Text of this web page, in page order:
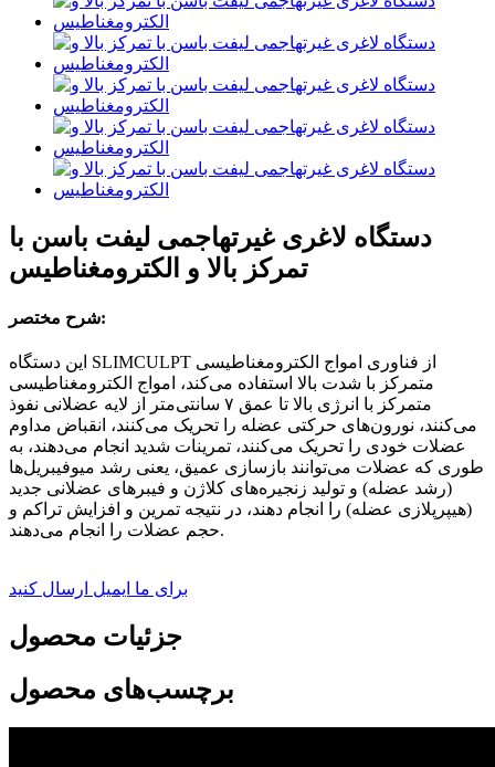
دستگاه لاغری غیرتهاجمی لیفت باسن با
تمرکز بالا و الکترومغناطیس
شرح مختصر:
این دستگاه SLIMCULPT از فناوری امواج الکترومغناطیسی
متمرکز با شدت بالا استفاده می‌کند، امواج الکترومغناطیسی
متمرکز با انرژی بالا تا عمق ۷ سانتی‌متر از لایه عضلانی نفوذ
می‌کنند، نورون‌های حرکتی عضله را تحریک می‌کنند، انقباض مداوم
عضلات خودی را تحریک می‌کنند، تمرینات شدید انجام می‌دهند، به
طوری که عضلات می‌توانند بازسازی عمیق، یعنی رشد میوفیبریل‌ها
(رشد عضله) و تولید زنجیره‌های کلاژن و فیبرهای عضلانی جدید
(هیپرپلازی عضله) را انجام دهند، در نتیجه تمرین و افزایش تراکم و
حجم عضلات را انجام می‌دهند.
برای ما ایمیل ارسال کنید
جزئیات محصول
برچسب‌های محصول